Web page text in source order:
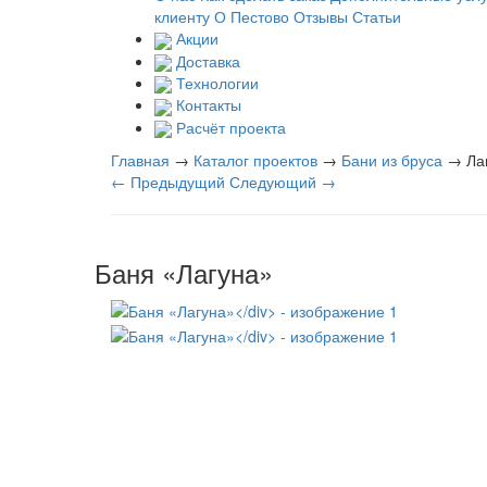
клиенту О Пестово Отзывы Статьи
Акции
Доставка
Технологии
Контакты
Расчёт проекта
Главная → Каталог проектов → Бани из бруса →
← Предыдущий Следующий →
Баня «Лагуна»